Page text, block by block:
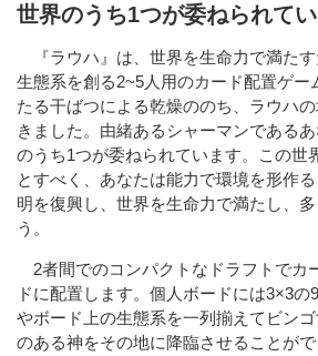
世界のうち1つが委ねられてい
『ラウハ』は、世界を生命力で満た
生態系を創る2~5人用のカード配置ゲー
たる干ばつによる乾燥ののち、ラウハ
きました。由緒あるシャーマンである
のうち1つが委ねられています。この世
とすべく、あなたは能力で環境を形作
明を復興し、世界を生命力で満たし、
う。
2者間でのコンパクトなドラフトでカ
ドに配置します。個人ボードには3×3の
やボード上の生態系を一列揃えてビン
のある神をその地に降臨させることが